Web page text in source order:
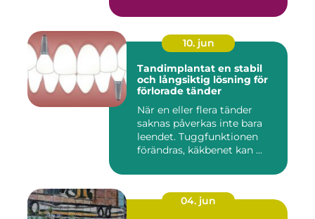
10. jun
Tandimplantat en stabil
och långsiktig lösning för
förlorade tänder
När en eller flera tänder
saknas påverkas inte bara
leendet. Tuggfunktionen
förändras, käkbenet kan ...
04. jun